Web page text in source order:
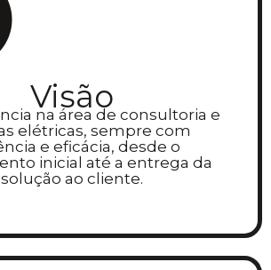
Visão
na área de consultoria e
elétricas, sempre com
e eficácia, desde o
inicial até a entrega da
solução ao cliente.